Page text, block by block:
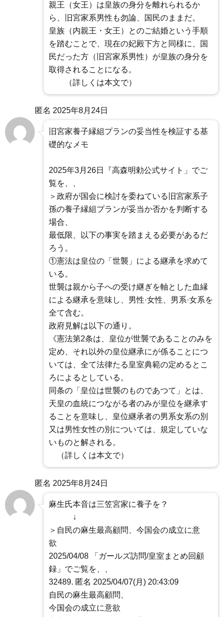
親王（女王）は皇族の身分を離れられるか
ら、旧宮家系男性も勿論、国民のままだ。
皇族（内親王・女王）とのご結婚という手順
を踏むことで、現在の妃殿下方と同様に、国
民だった方（旧宮家系男性）が皇族の身分を
取得されることになる。
（詳しくは本文で）
匿名 2025年8月24日
旧宮家養子縁組プランの妥当性を検証する基
礎的なメモ
2025年3月26日『高森明勅公式サイト」でご
覧を、、
＞政府が国会に検討を委ねている旧宮家系子
孫の養子縁組プランが妥当か否かを判断する
場合、
最低限、以下の事実を踏まえる必要があるだ
ろう。
①憲法は皇位の「世襲」による継承を求めて
いる。
世襲は親から子への受け継ぎを軸とした血縁
による継承を意味し、男性·女性、男系·女系を
全て含む。
政府見解は以下の通り。
《憲法第2条は、皇位が世襲であることのみを
定め、それ以外の皇位継承にが係ることにつ
いては、全て法律たる皇室典範の定めるとこ
ろによるとしている。
同条の「皇位は世襲のものであつて」とは、
天皇の血統につながる者のみが皇位を継承す
ることを意味し、皇位継承者の男系女系の別
又は男性女性の別については、規定していな
いものと解される。
（詳しくは本文で）
匿名 2025年8月24日
麻生氏本音は三笠宮家に養子を？
↓
＞自民の麻生最高顧問、今国会の成立に意
欲
2025/04/08 「ガールズ訪問/皇室まとめ回顧
録」でご覧を、、
32489. 匿名 2025/04/07(月) 20:43:09
自民の麻生最高顧問、
今国会の成立に意欲